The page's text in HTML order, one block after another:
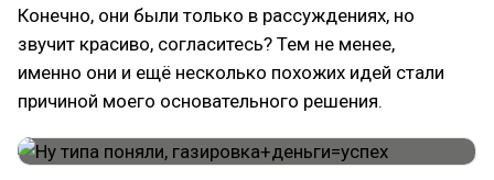
Конечно, они были только в рассуждениях, но
звучит красиво, согласитесь? Тем не менее,
именно они и ещё несколько похожих идей стали
причиной моего основательного решения.